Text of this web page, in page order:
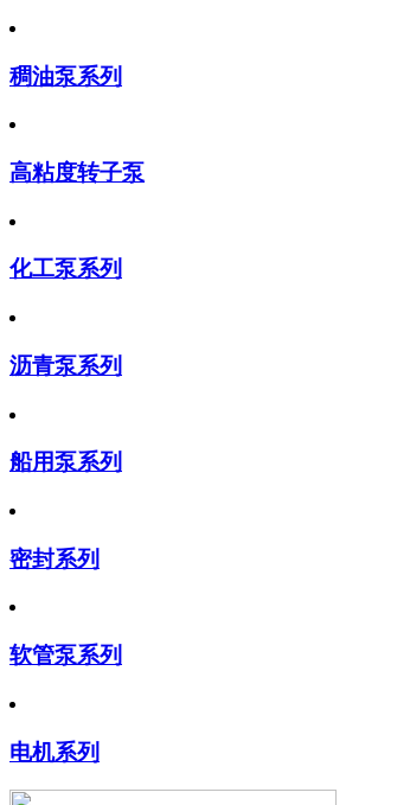
稠油泵系列
高粘度转子泵
化工泵系列
沥青泵系列
船用泵系列
密封系列
软管泵系列
电机系列